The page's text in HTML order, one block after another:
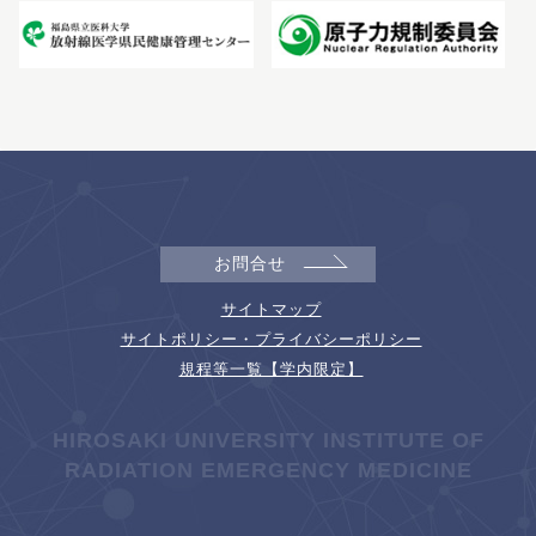
お問合せ
サイトマップ
サイトポリシー・プライバシーポリシー
規程等一覧【学内限定】
HIROSAKI UNIVERSITY INSTITUTE OF
RADIATION EMERGENCY MEDICINE